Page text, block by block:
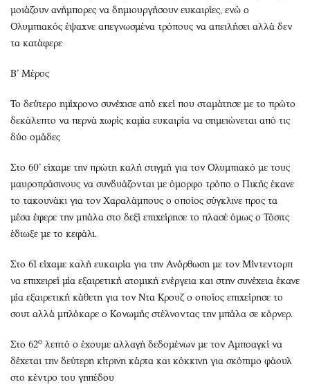
μοιάζουν ανήμπορες να δημιουργήσουν ευκαιρίες, ενώ ο
Ολυμπιακός έψαχνε απεγνωσμένα τρόπους να απειλήσει αλλά δεν
τα κατάφερε
Β’ Μέρος
Το δεύτερο ημίχρονο συνέχισε από εκεί που σταμάτησε με το πρώτο
δεκάλεπτο να περνά χωρίς καμία ευκαιρία να σημειώνεται από τις
δύο ομάδες
Στο 60’ είχαμε την πρώτη καλή στιγμή για τον Ολυμπιακό με τους
μαυροπράσινους να συνδυάζονται με όμορφο τρόπο ο Πικής έκανε
το τακουνάκι για τον Χαραλάμπους ο οποίος σύγκλινε προς τα
μέσα έφερε την μπάλα στο δεξί επιχείρησε το πλασέ όμως ο Τόσιτς
έδιωξε με το κεφάλι.
Στο 61 είχαμε καλή ευκαιρία για την Ανόρθωση με τον Μίντεντορπ
να επιχειρεί μία εξαιρετική ατομική ενέργεια και στην συνέχεια έκανε
μία εξαιρετική κάθετη για τον Ντα Κρουζ ο οποίος επιχείρησε το
σουτ αλλά μπλόκαρε ο Κονωμής στέλνοντας την μπάλα σε κόρνερ.
Στο 62ο λεπτό ο έχουμε αλλαγή δεδομένων με τον Αμποαγκί να
δέχεται την δεύτερη κίτρινη κάρτα και κόκκινη για σκόπιμο φάουλ
στο κέντρο του γηπέδου